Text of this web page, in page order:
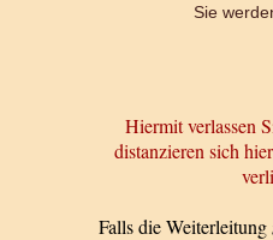
Sie
Hiermit verlassen
distanzieren sich
Falls die Weiterleitung